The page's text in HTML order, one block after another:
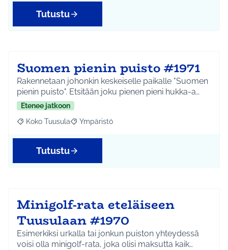
Tutustu
Suomen pienin puisto #1971
Rakennetaan johonkin keskeiselle paikalle "Suomen
pienin puisto". Etsitään joku pienen pieni hukka-a…
Etenee jatkoon
Rajaa tulokset aihepiirin mukaan: Koko Tuusula
Koko Tuusula Rajaa tulokset teeman mukaan: Ympäristö
Ympäristö
Tutustu
Minigolf-rata eteläiseen
Tuusulaan #1970
Esimerkiksi urkalla tai jonkun puiston yhteydessä
voisi olla minigolf-rata, joka olisi maksutta kaik…